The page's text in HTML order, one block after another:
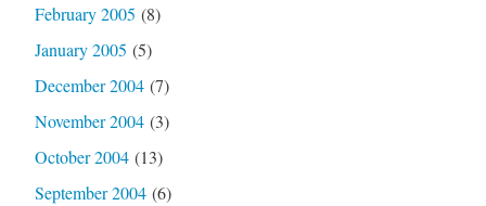
February 2005 (8)
January 2005 (5)
December 2004(7)
November 2004(3)
October 2004(13)
September 2004(6)